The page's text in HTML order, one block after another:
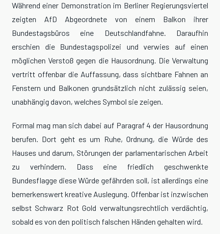
Während einer Demonstration im Berliner Regierungsviertel
zeigten AfD Abgeordnete von einem Balkon ihrer
Bundestagsbüros eine Deutschlandfahne. Daraufhin
erschien die Bundestagspolizei und verwies auf einen
möglichen Verstoß gegen die Hausordnung. Die Verwaltung
vertritt offenbar die Auffassung, dass sichtbare Fahnen an
Fenstern und Balkonen grundsätzlich nicht zulässig seien,
unabhängig davon, welches Symbol sie zeigen.
Formal mag man sich dabei auf Paragraf 4 der Hausordnung
berufen. Dort geht es um Ruhe, Ordnung, die Würde des
Hauses und darum, Störungen der parlamentarischen Arbeit
zu verhindern. Dass eine friedlich geschwenkte
Bundesflagge diese Würde gefährden soll, ist allerdings eine
bemerkenswert kreative Auslegung. Offenbar ist inzwischen
selbst Schwarz Rot Gold verwaltungsrechtlich verdächtig,
sobald es von den politisch falschen Händen gehalten wird.